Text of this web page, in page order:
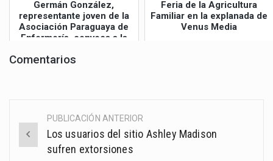
Germán González,
representante joven de la
Asociación Paraguaya de
Enfermería, convoca a la
Feria de la Agricultura
Familiar en la explanada de
Venus Media
Comentarios
Post
navigation
PUBLICACIÓN ANTERIOR
Los usuarios del sitio Ashley Madison
sufren extorsiones